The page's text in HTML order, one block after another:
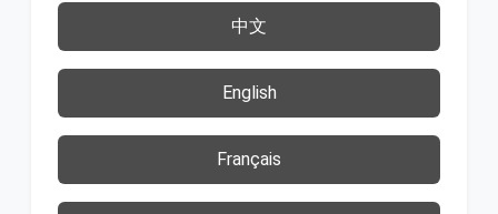
中文
English
Français